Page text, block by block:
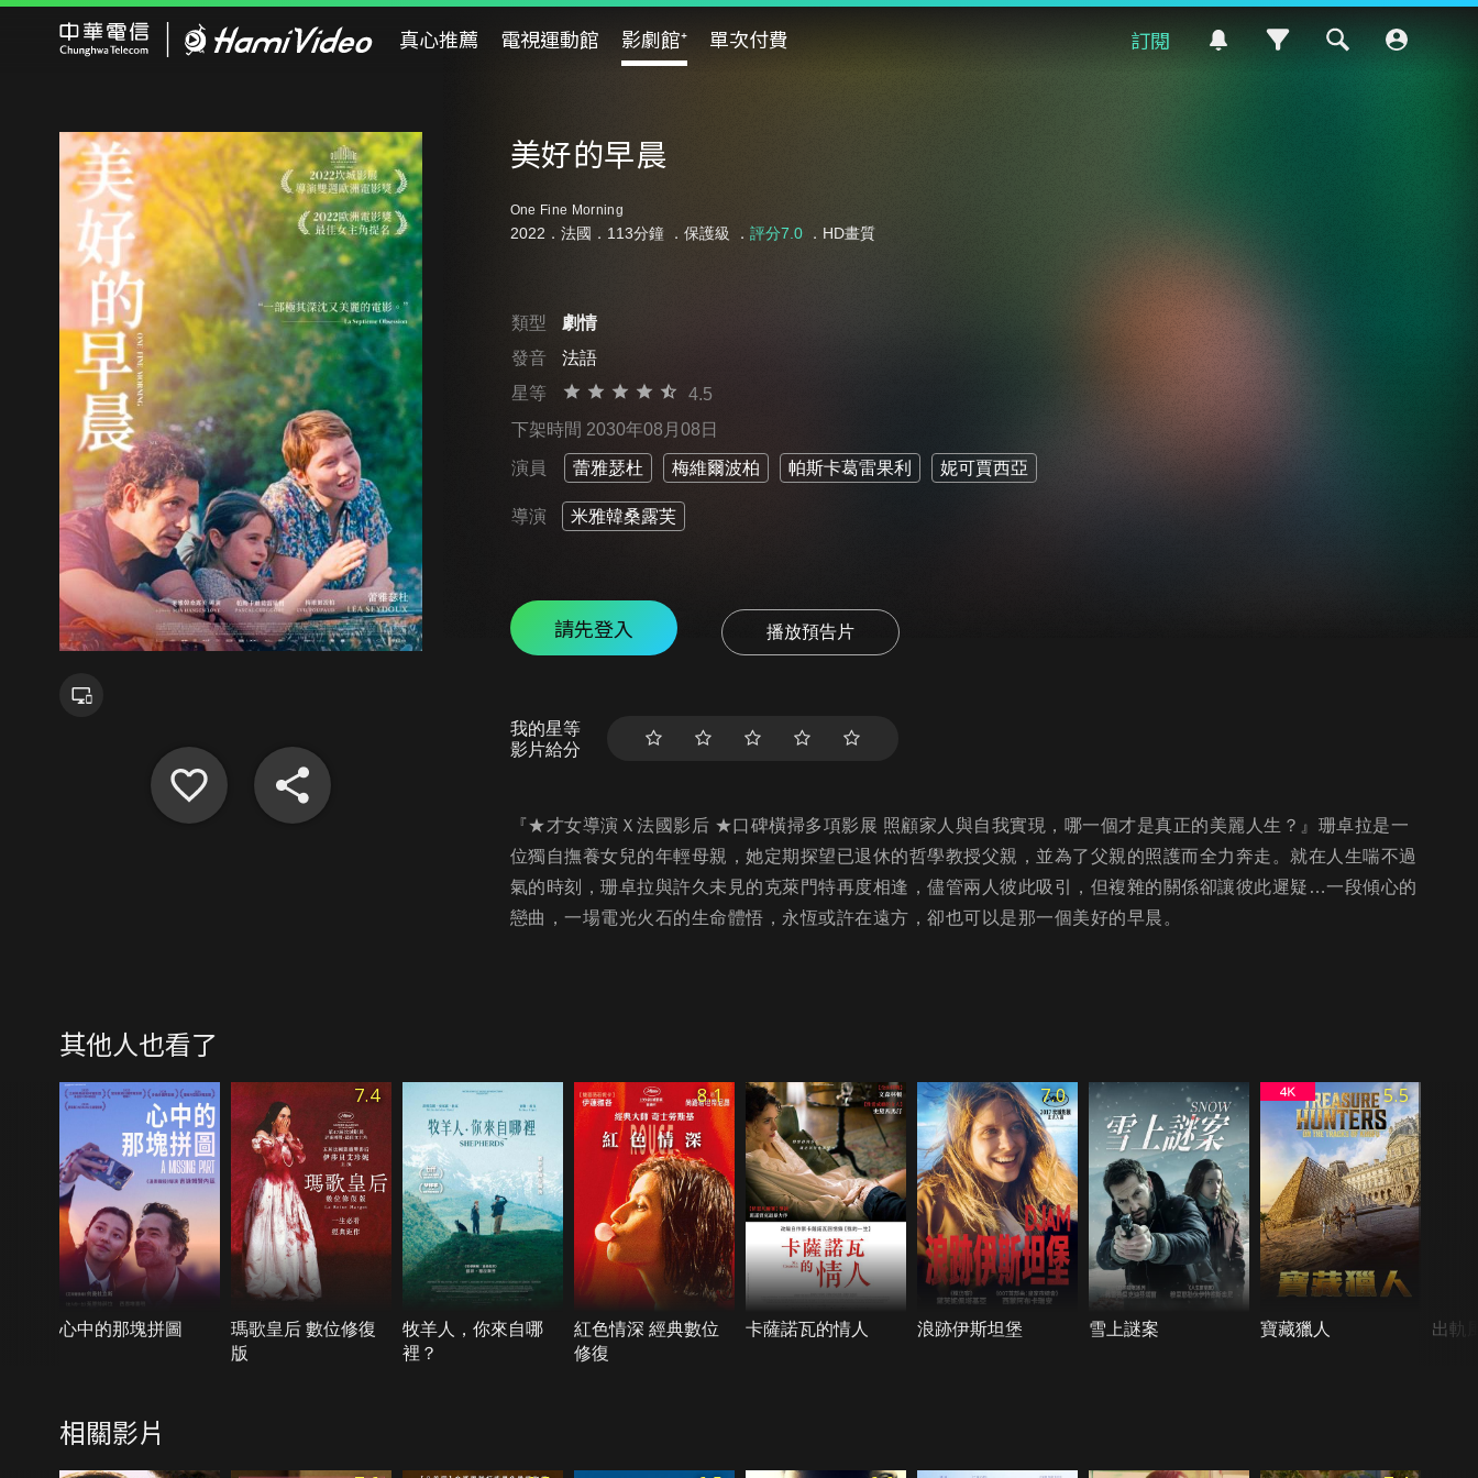
真心推薦 電視運動館 影劇館⁺ 單次付費 訂閱
美好的早晨
One Fine Morning
2022．法國．113分鐘 ． 保護級 ． 評分7.0．HD畫質
類型
劇情
發音
法語
星等
4.5
下架時間 2030年08月08日
演員 蕾雅瑟杜 梅維爾波柏 帕斯卡葛雷果利 妮可賈西亞
導演 米雅韓桑露芙
請先登入 播放預告片
我的星等
影片給分
『★才女導演Ｘ法國影后 ★口碑橫掃多項影展 照顧家人與自我實現，哪一個才是真正的美麗人生？』珊卓拉是一
位獨自撫養女兒的年輕母親，她定期探望已退休的哲學教授父親，並為了父親的照護而全力奔走。就在人生喘不過
氣的時刻，珊卓拉與許久未見的克萊門特再度相逢，儘管兩人彼此吸引，但複雜的關係卻讓彼此遲疑…一段傾心的
戀曲，一場電光火石的生命體悟，永恆或許在遠方，卻也可以是那一個美好的早晨。
其他人也看了
心中的那塊拼圖
7.4
瑪歌皇后 數位修復
版
牧羊人，你來自哪
裡？
8.1
紅色情深 經典數位
修復
卡薩諾瓦的情人
7.0
浪跡伊斯坦堡 雪上謎案
5.5
寶藏獵人 出軌
相關影片